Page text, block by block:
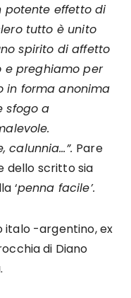
potente effetto di
tutto è unito
spirito di affetto
e preghiamo per
in forma anonima
sfogo a
calunnia…”. Pare
dello scritto sia
‘penna facile’.
italo -argentino, ex
di Diano